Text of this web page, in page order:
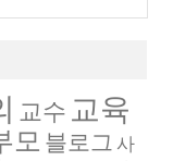
교수 교육
모 블로그 사